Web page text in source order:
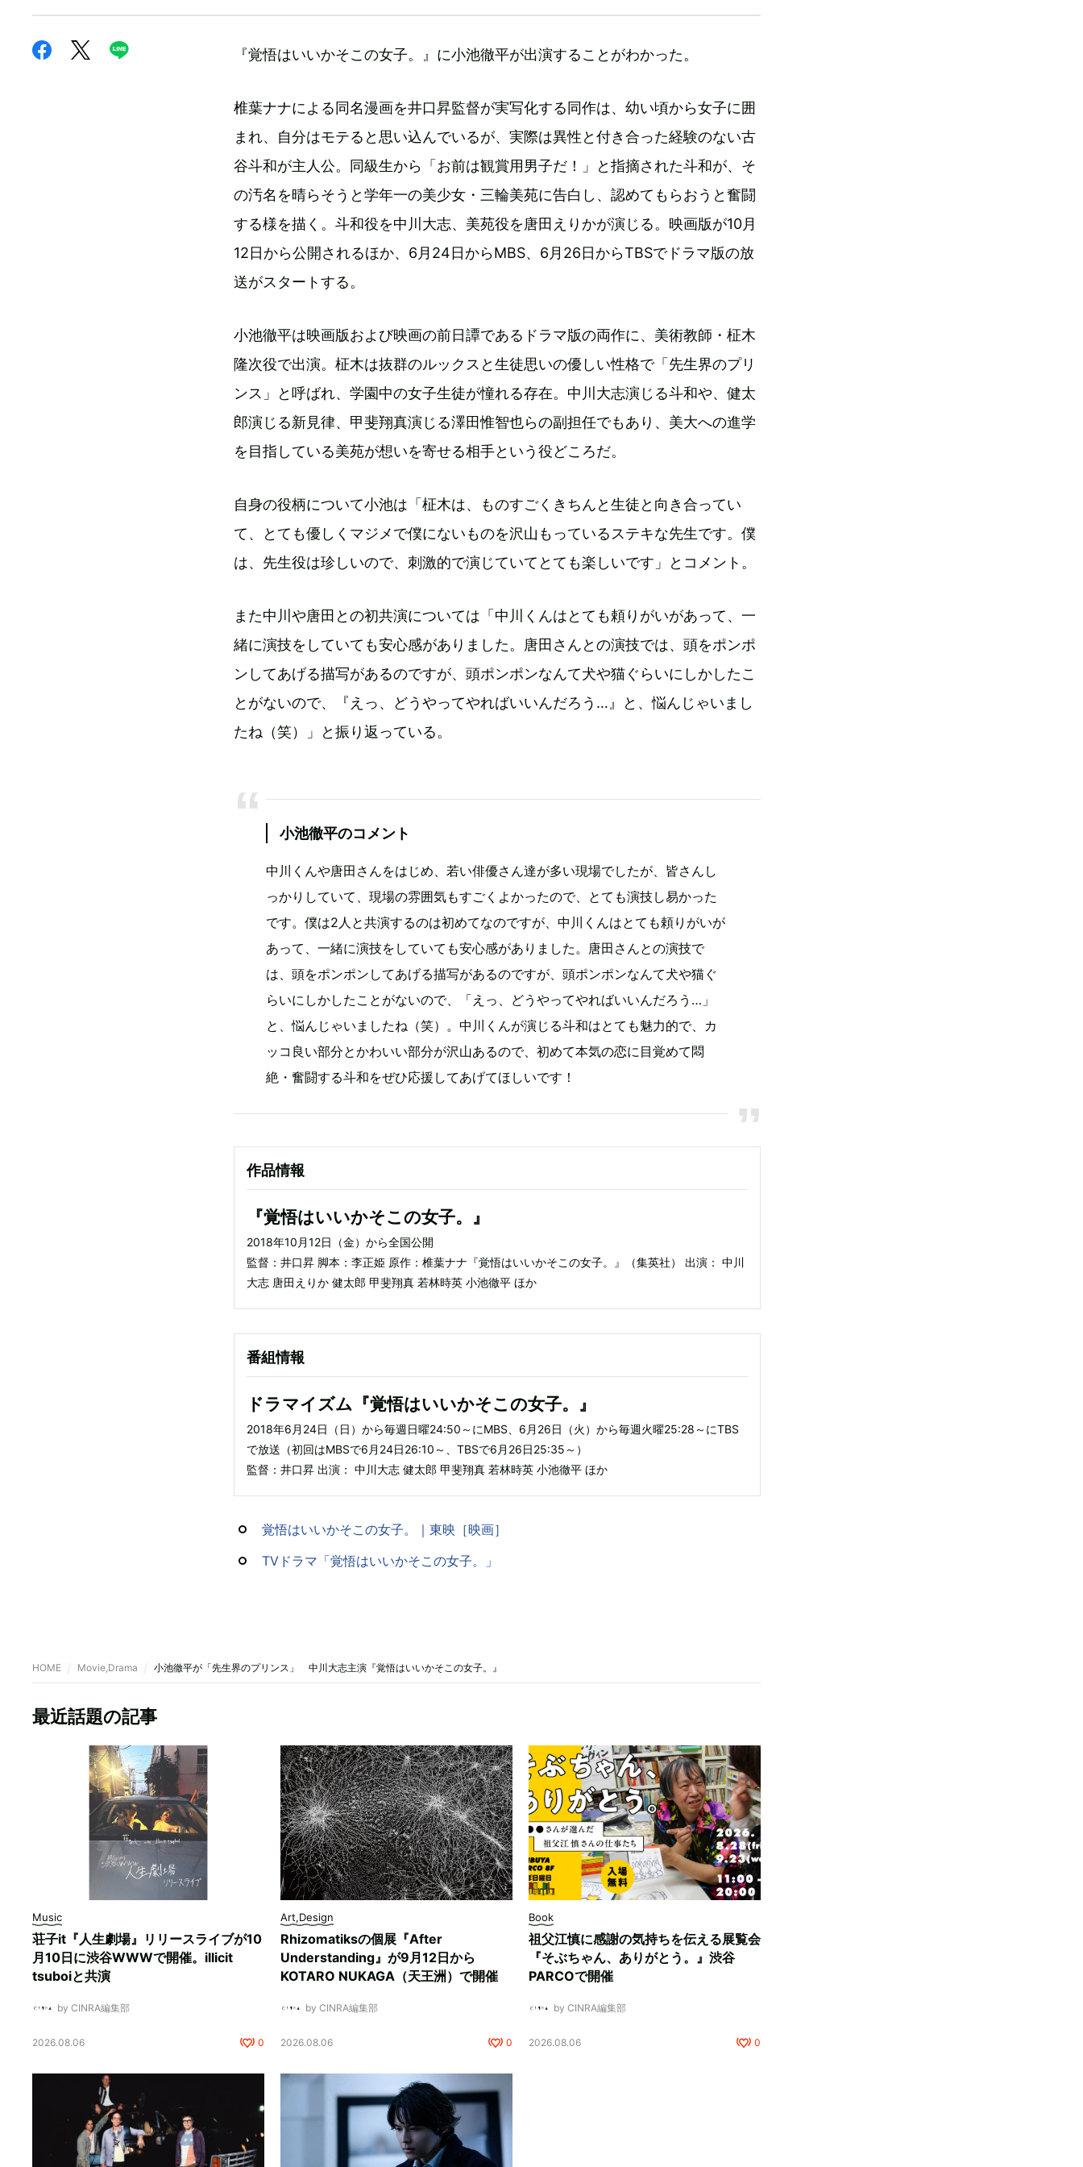
『覚悟はいいかそこの女子。』に小池徹平が出演することがわかった。
椎葉ナナによる同名漫画を井口昇監督が実写化する同作は、幼い頃から女子に囲
まれ、自分はモテると思い込んでいるが、実際は異性と付き合った経験のない古
谷斗和が主人公。同級生から「お前は観賞用男子だ！」と指摘された斗和が、そ
の汚名を晴らそうと学年一の美少女・三輪美苑に告白し、認めてもらおうと奮闘
する様を描く。斗和役を中川大志、美苑役を唐田えりかが演じる。映画版が10月
12日から公開されるほか、6月24日からMBS、6月26日からTBSでドラマ版の放
送がスタートする。
小池徹平は映画版および映画の前日譚であるドラマ版の両作に、美術教師・柾木
隆次役で出演。柾木は抜群のルックスと生徒思いの優しい性格で「先生界のプリ
ンス」と呼ばれ、学園中の女子生徒が憧れる存在。中川大志演じる斗和や、健太
郎演じる新見律、甲斐翔真演じる澤田惟智也らの副担任でもあり、美大への進学
を目指している美苑が想いを寄せる相手という役どころだ。
自身の役柄について小池は「柾木は、ものすごくきちんと生徒と向き合ってい
て、とても優しくマジメで僕にないものを沢山もっているステキな先生です。僕
は、先生役は珍しいので、刺激的で演じていてとても楽しいです」とコメント。
また中川や唐田との初共演については「中川くんはとても頼りがいがあって、一
緒に演技をしていても安心感がありました。唐田さんとの演技では、頭をポンポ
ンしてあげる描写があるのですが、頭ポンポンなんて犬や猫ぐらいにしかしたこ
とがないので、『えっ、どうやってやればいいんだろう…』と、悩んじゃいまし
たね（笑）」と振り返っている。
小池徹平のコメント
中川くんや唐田さんをはじめ、若い俳優さん達が多い現場でしたが、皆さんし
っかりしていて、現場の雰囲気もすごくよかったので、とても演技し易かった
です。僕は2人と共演するのは初めてなのですが、中川くんはとても頼りがいが
あって、一緒に演技をしていても安心感がありました。唐田さんとの演技で
は、頭をポンポンしてあげる描写があるのですが、頭ポンポンなんて犬や猫ぐ
らいにしかしたことがないので、「えっ、どうやってやればいいんだろう…」
と、悩んじゃいましたね（笑）。中川くんが演じる斗和はとても魅力的で、カ
ッコ良い部分とかわいい部分が沢山あるので、初めて本気の恋に目覚めて悶
絶・奮闘する斗和をぜひ応援してあげてほしいです！
作品情報
『覚悟はいいかそこの女子。』
2018年10月12日（金）から全国公開
監督：井口昇 脚本：李正姫 原作：椎葉ナナ『覚悟はいいかそこの女子。』（集英社） 出演： 中川
大志 唐田えりか 健太郎 甲斐翔真 若林時英 小池徹平 ほか
番組情報
ドラマイズム『覚悟はいいかそこの女子。』
2018年6月24日（日）から毎週日曜24:50～にMBS、6月26日（火）から毎週火曜25:28～にTBS
で放送（初回はMBSで6月24日26:10～、TBSで6月26日25:35～）
監督：井口昇 出演： 中川大志 健太郎 甲斐翔真 若林時英 小池徹平 ほか
覚悟はいいかそこの女子。｜東映［映画］
TVドラマ「覚悟はいいかそこの女子。」
HOME Movie,Drama 小池徹平が「先生界のプリンス」 中川大志主演『覚悟はいいかそこの女子。』
最近話題の記事
Music
荘子it『人生劇場』リリースライブが10
月10日に渋谷WWWで開催。illicit
tsuboiと共演
by CINRA編集部
2026.08.06 0
Art,Design
Rhizomatiksの個展『After
Understanding』が9月12日から
KOTARO NUKAGA（天王洲）で開催
by CINRA編集部
2026.08.06 0
Book
祖父江慎に感謝の気持ちを伝える展覧会
『そぶちゃん、ありがとう。』渋谷
PARCOで開催
by CINRA編集部
2026.08.06 0